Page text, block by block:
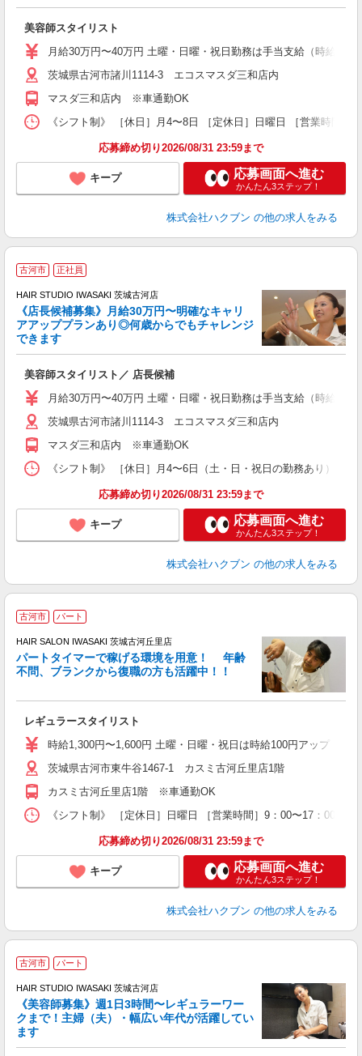
美容師スタイリスト
月給30万円〜40万円 土曜・日曜・祝日勤務は手当支給（時給換
茨城県古河市諸川1114-3 エコスマスダ三和店内
マスダ三和店内 ※車通勤OK
《シフト制》 ［休日］月4〜8日 ［定休日］日曜日 ［営業時
応募締め切り2026/08/31 23:59まで
キープ 応募画面へ進む
かんたん3ステップ！
株式会社ハクブン の他の求人をみる
古河市 正社員
HAIR STUDIO IWASAKI 茨城古河店
《店長候補募集》月給30万円〜明確なキャリ
アアッププランあり◎何歳からでもチャレンジ
できます
美容師スタイリスト／ 店長候補
月給30万円〜40万円 土曜・日曜・祝日勤務は手当支給（時給換
茨城県古河市諸川1114-3 エコスマスダ三和店内
マスダ三和店内 ※車通勤OK
《シフト制》 ［休日］月4〜6日（土・日・祝日の勤務あり）
応募締め切り2026/08/31 23:59まで
キープ 応募画面へ進む
かんたん3ステップ！
株式会社ハクブン の他の求人をみる
古河市 パート
HAIR SALON IWASAKI 茨城古河丘里店
パートタイマーで稼げる環境を用意！ 年齢
不問、ブランクから復職の方も活躍中！！
レギュラースタイリスト
時給1,300円〜1,600円 土曜・日曜・祝日は時給100円アップ ※資
茨城県古河市東牛谷1467-1 カスミ古河丘里店1階
カスミ古河丘里店1階 ※車通勤OK
《シフト制》 ［定休日］日曜日 ［営業時間］9：00〜17：00 ●
応募締め切り2026/08/31 23:59まで
キープ 応募画面へ進む
かんたん3ステップ！
株式会社ハクブン の他の求人をみる
古河市 パート
HAIR STUDIO IWASAKI 茨城古河店
《美容師募集》週1日3時間〜レギュラーワー
クまで！主婦（夫）・幅広い年代が活躍してい
ます